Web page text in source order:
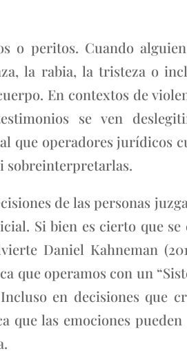
o peritos. Cuando
la rabia, la tristeza o
En contextos de
se ven
que operadores jurídicos
sobreinterpretarlas.
de las personas
Si bien es cierto que se
Daniel Kahneman
que operamos con un
en decisiones que
las emociones pueden